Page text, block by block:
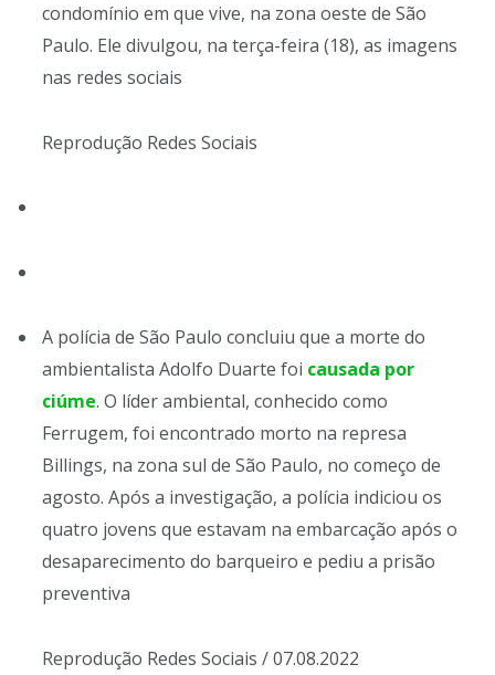
condomínio em que vive, na zona oeste de São
Paulo. Ele divulgou, na terça-feira (18), as imagens
nas redes sociais
Reprodução Redes Sociais
A polícia de São Paulo concluiu que a morte do
ambientalista Adolfo Duarte foi causada por
ciúme. O líder ambiental, conhecido como
Ferrugem, foi encontrado morto na represa
Billings, na zona sul de São Paulo, no começo de
agosto. Após a investigação, a polícia indiciou os
quatro jovens que estavam na embarcação após o
desaparecimento do barqueiro e pediu a prisão
preventiva
Reprodução Redes Sociais / 07.08.2022